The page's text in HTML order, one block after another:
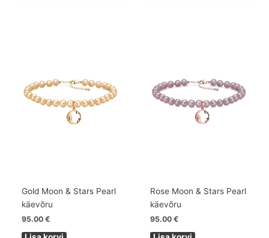
Gold Moon & Stars Pearl
käevõru
95.00€
Rose Moon & Stars Pearl
käevõru
95.00€